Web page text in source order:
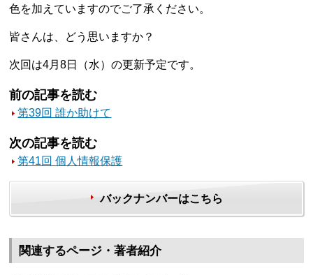
色を加えていますのでご了承ください。
皆さんは、どう思いますか？
次回は4月8日（水）の更新予定です。
前の記事を読む
第39回 誰か助けて
次の記事を読む
第41回 個人情報保護
バックナンバーはこちら
関連するページ・著者紹介